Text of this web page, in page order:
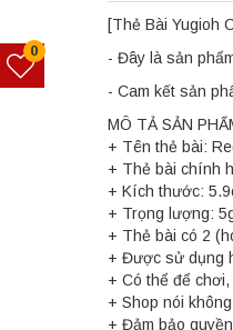
[Thẻ Bài Yugioh
- Đây là sản
- Cam kết sản
MÔ TẢ SẢN
+ Tên thẻ bài:
+ Thẻ bài chính
+ Kích thước:
+ Trọng lượng:
+ Thẻ bài có 2
+ Được sử dụng
+ Có thể để
+ Shop nói
+ Đảm bảo
0